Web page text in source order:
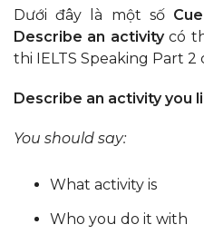
Dưới đây là một số
Describe an activitycó
thi IELTS Speaking Part 2
Describe an activity you
You should say:
What activity is
Who you do it with